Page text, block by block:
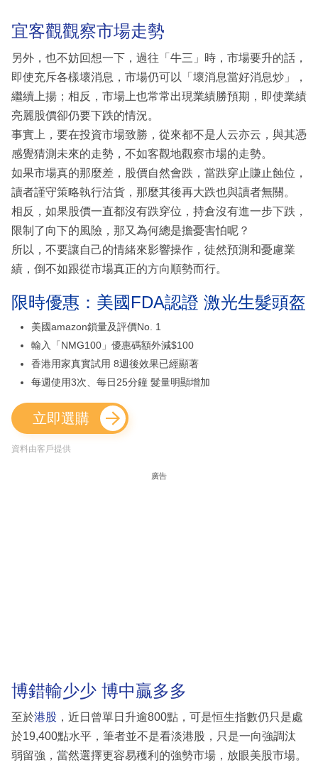
宜客觀觀察市場走勢
另外，也不妨回想一下，過往「牛三」時，市場要升的話，
即使充斥各樣壞消息，市場仍可以「壞消息當好消息炒」，
繼續上揚；相反，市場上也常常出現業績勝預期，即使業績
亮麗股價卻仍要下跌的情況。
事實上，要在投資市場致勝，從來都不是人云亦云，與其憑
感覺猜測未來的走勢，不如客觀地觀察市場的走勢。
如果市場真的那麼差，股價自然會跌，當跌穿止賺止蝕位，
讀者謹守策略執行沽貨，那麼其後再大跌也與讀者無關。
相反，如果股價一直都沒有跌穿位，持倉沒有進一步下跌，
限制了向下的風險，那又為何總是擔憂害怕呢？
所以，不要讓自己的情緒來影響操作，徒然預測和憂慮業
績，倒不如跟從市場真正的方向順勢而行。
限時優惠：美國FDA認證 激光生髮頭盔
美國amazon鎖量及評價No. 1
輸入「NMG100」優惠碼額外減$100
香港用家真實試用 8週後效果已經顯著
每週使用3次、每日25分鐘 髮量明顯增加
立即選購
資料由客戶提供
廣告
博錯輸少少 博中贏多多
至於港股 ，近日曾單日升逾800點，可是恒生指數仍只是處
於19,400點水平，筆者並不是看淡港股，只是一向強調汰
弱留強，當然選擇更容易穫利的強勢市場，放眼美股市場。